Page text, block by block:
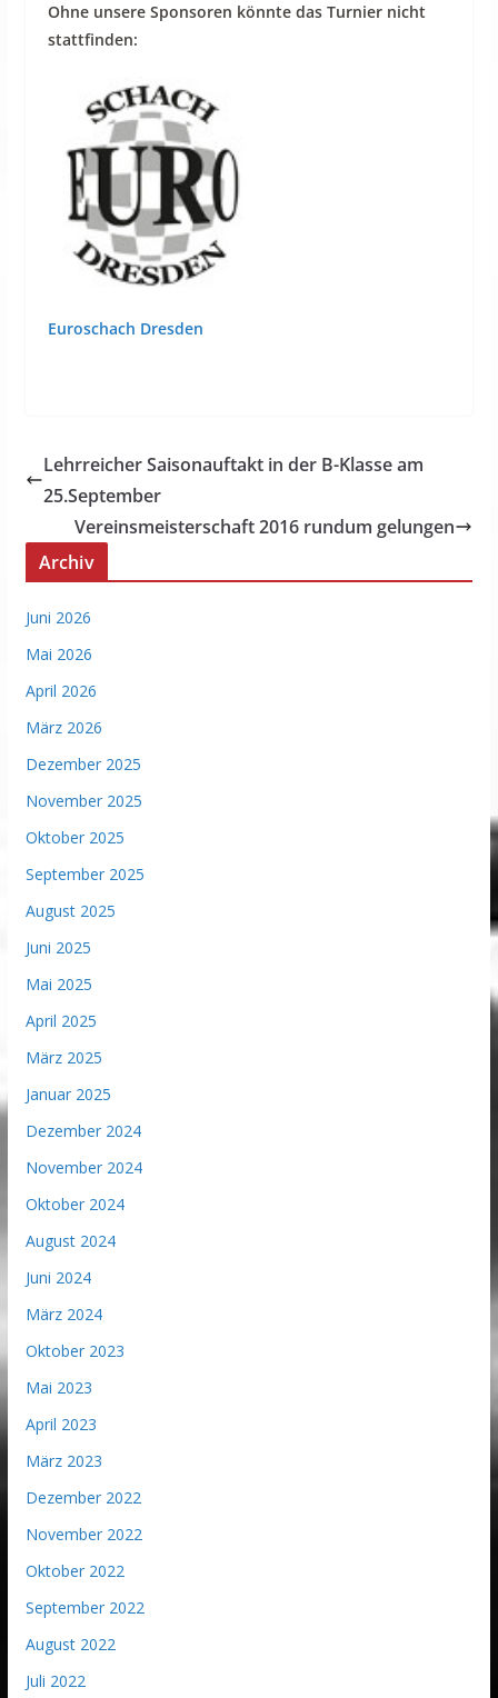
Ohne unsere Sponsoren könnte das Turnier nicht
stattfinden:
Euroschach Dresden
Lehrreicher Saisonauftakt in der B-Klasse am
25.September
Vereinsmeisterschaft 2016 rundum gelungen
Archiv
Juni 2026
Mai 2026
April 2026
März 2026
Dezember 2025
November 2025
Oktober 2025
September 2025
August 2025
Juni 2025
Mai 2025
April 2025
März 2025
Januar 2025
Dezember 2024
November 2024
Oktober 2024
August 2024
Juni 2024
März 2024
Oktober 2023
Mai 2023
April 2023
März 2023
Dezember 2022
November 2022
Oktober 2022
September 2022
August 2022
Juli 2022